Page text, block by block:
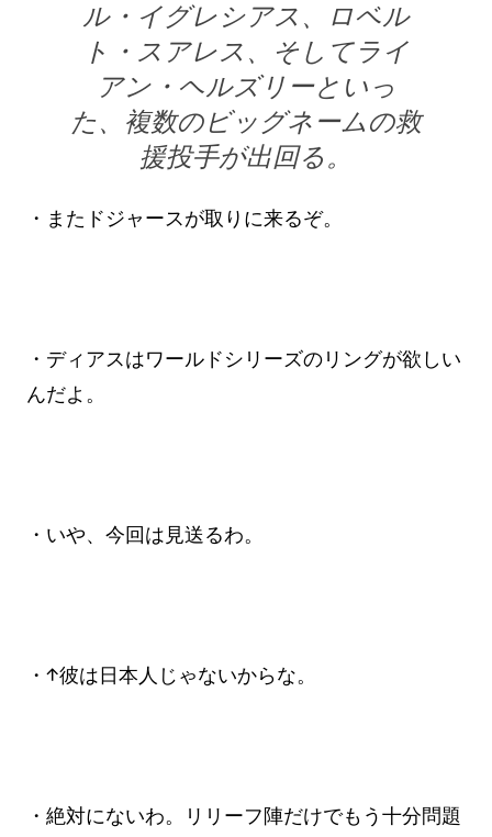
ル・イグレシアス、ロベル
ト・スアレス、そしてライ
アン・ヘルズリーといっ
た、複数のビッグネームの救
援投手が出回る。
・またドジャースが取りに来るぞ。
・ディアスはワールドシリーズのリングが欲しい
んだよ。
・いや、今回は見送るわ。
・↑彼は日本人じゃないからな。
・絶対にないわ。リリーフ陣だけでもう十分問題